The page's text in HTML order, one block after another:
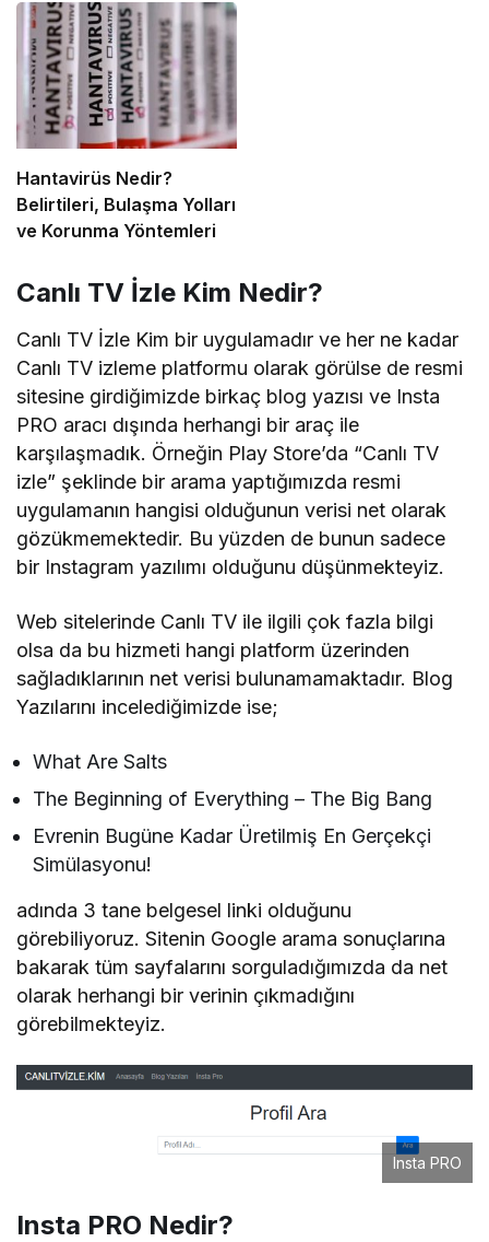
Hantavirüs Nedir?
Belirtileri, Bulaşma Yolları
ve Korunma Yöntemleri
Canlı TV İzle Kim Nedir?
Canlı TV İzle Kim bir uygulamadır ve her ne kadar
Canlı TV izleme platformu olarak görülse de resmi
sitesine girdiğimizde birkaç blog yazısı ve Insta
PRO aracı dışında herhangi bir araç ile
karşılaşmadık. Örneğin Play Store’da “Canlı TV
izle” şeklinde bir arama yaptığımızda resmi
uygulamanın hangisi olduğunun verisi net olarak
gözükmemektedir. Bu yüzden de bunun sadece
bir Instagram yazılımı olduğunu düşünmekteyiz.
Web sitelerinde Canlı TV ile ilgili çok fazla bilgi
olsa da bu hizmeti hangi platform üzerinden
sağladıklarının net verisi bulunamamaktadır. Blog
Yazılarını incelediğimizde ise;
What Are Salts
The Beginning of Everything – The Big Bang
Evrenin Bugüne Kadar Üretilmiş En Gerçekçi
Simülasyonu!
adında 3 tane belgesel linki olduğunu
görebiliyoruz. Sitenin Google arama sonuçlarına
bakarak tüm sayfalarını sorguladığımızda da net
olarak herhangi bir verinin çıkmadığını
görebilmekteyiz.
Insta PRO
Insta PRO Nedir?